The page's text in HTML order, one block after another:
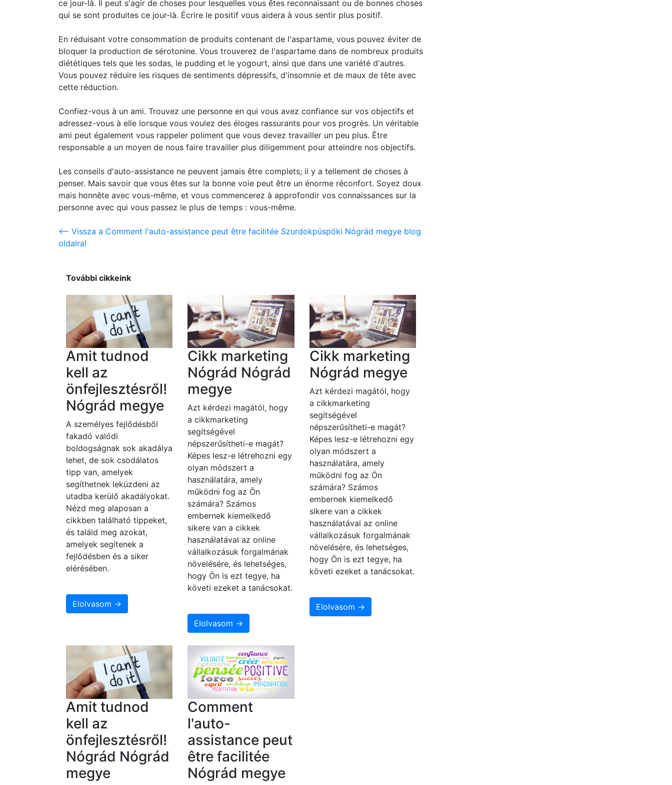
ce jour-là. Il peut s'agir de choses pour lesquelles vous êtes reconnaissant ou de bonnes choses
qui se sont produites ce jour-là. Écrire le positif vous aidera à vous sentir plus positif.
En réduisant votre consommation de produits contenant de l'aspartame, vous pouvez éviter de
bloquer la production de sérotonine. Vous trouverez de l'aspartame dans de nombreux produits
diététiques tels que les sodas, le pudding et le yogourt, ainsi que dans une variété d'autres.
Vous pouvez réduire les risques de sentiments dépressifs, d'insomnie et de maux de tête avec
cette réduction.
Confiez-vous à un ami. Trouvez une personne en qui vous avez confiance sur vos objectifs et
adressez-vous à elle lorsque vous voulez des éloges rassurants pour vos progrès. Un véritable
ami peut également vous rappeler poliment que vous devez travailler un peu plus. Être
responsable a un moyen de nous faire travailler plus diligemment pour atteindre nos objectifs.
Les conseils d'auto-assistance ne peuvent jamais être complets; il y a tellement de choses à
penser. Mais savoir que vous êtes sur la bonne voie peut être un énorme réconfort. Soyez doux
mais honnête avec vous-même, et vous commencerez à approfondir vos connaissances sur la
personne avec qui vous passez le plus de temps : vous-même.
<-- Vissza a Comment l'auto-assistance peut être facilitée Szurdokpüspöki Nógrád megye blog
oldalra!
További cikkeink
Amit tudnod
kell az
önfejlesztésről!
Nógrád megye
A személyes fejlődésből
fakadó valódi
boldogságnak sok akadálya
lehet, de sok csodálatos
tipp van, amelyek
segíthetnek leküzdeni az
utadba kerülő akadályokat.
Nézd meg alaposan a
cikkben található tippeket,
és találd meg azokat,
amelyek segítenek a
fejlődésben és a siker
elérésében.
Elolvasom →
Cikk marketing
Nógrád Nógrád
megye
Azt kérdezi magától, hogy
a cikkmarketing
segítségével
népszerűsítheti-e magát?
Képes lesz-e létrehozni egy
olyan módszert a
használatára, amely
működni fog az Ön
számára? Számos
embernek kiemelkedő
sikere van a cikkek
használatával az online
vállalkozásuk forgalmának
növelésére, és lehetséges,
hogy Ön is ezt tegye, ha
követi ezeket a tanácsokat.
Elolvasom →
Cikk marketing
Nógrád megye
Azt kérdezi magától, hogy
a cikkmarketing
segítségével
népszerűsítheti-e magát?
Képes lesz-e létrehozni egy
olyan módszert a
használatára, amely
működni fog az Ön
számára? Számos
embernek kiemelkedő
sikere van a cikkek
használatával az online
vállalkozásuk forgalmának
növelésére, és lehetséges,
hogy Ön is ezt tegye, ha
követi ezeket a tanácsokat.
Elolvasom →
Amit tudnod
kell az
önfejlesztésről!
Nógrád Nógrád
megye
Comment
l'auto-
assistance peut
être facilitée
Nógrád megye